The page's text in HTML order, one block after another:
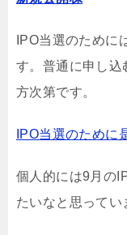
IPO当選のために
す。普通に申し込
方次第です。
IPO当選のために
個人的には9月の
たいなと思ってい